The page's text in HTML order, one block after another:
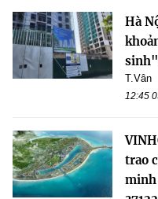
Hà
sinh"
T.Vân
12:45
trao
minh